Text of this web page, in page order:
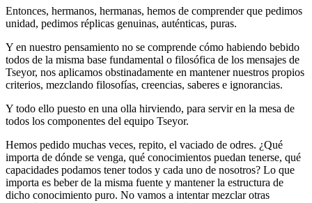
Entonces, hermanos, hermanas, hemos de comprender que pedimos
unidad, pedimos réplicas genuinas, auténticas, puras.
Y en nuestro pensamiento no se comprende cómo habiendo bebido
todos de la misma base fundamental o filosófica de los mensajes de
Tseyor, nos aplicamos obstinadamente en mantener nuestros propios
criterios, mezclando filosofías, creencias, saberes e ignorancias.
Y todo ello puesto en una olla hirviendo, para servir en la mesa de
todos los componentes del equipo Tseyor.
Hemos pedido muchas veces, repito, el vaciado de odres. ¿Qué
importa de dónde se venga, qué conocimientos puedan tenerse, qué
capacidades podamos tener todos y cada uno de nosotros? Lo que
importa es beber de la misma fuente y mantener la estructura de
dicho conocimiento puro. No vamos a intentar mezclar otras